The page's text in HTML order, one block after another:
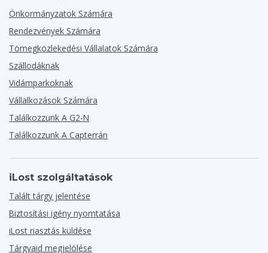
Önkormányzatok Számára
Rendezvények Számára
Tömegközlekedési Vállalatok Számára
Szállodáknak
Vidámparkoknak
Vállalkozások Számára
Találkozzunk A G2-N
Találkozzunk A Capterrán
iLost szolgáltatások
Talált tárgy jelentése
Biztosítási igény nyomtatása
iLost riasztás küldése
Tárgyaid megjelölése